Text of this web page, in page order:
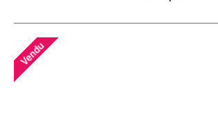
Vendu